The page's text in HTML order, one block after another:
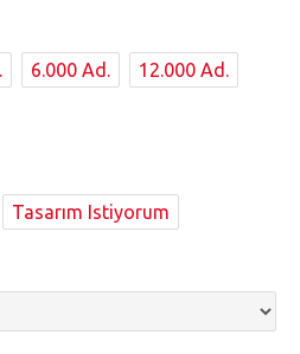
6.000 Ad. 12.000 Ad.
Tasarım Istiyorum